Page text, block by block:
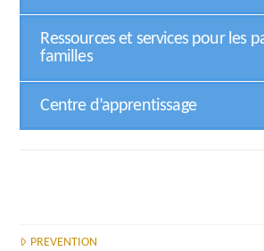
Ressources et services pour les
familles
Centre d’apprentissage
PREVENTION